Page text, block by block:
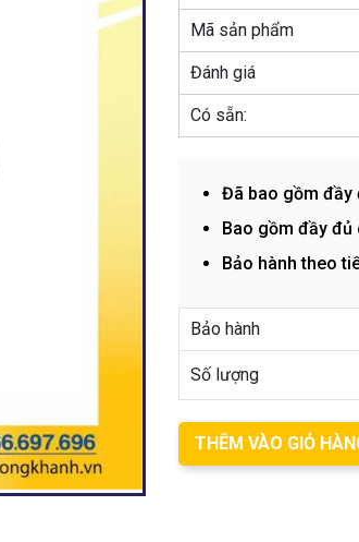
Mã sản phẩm
Đánh giá
Có sẵn:
Đã bao gồm đầy
Bao gồm đầy
Bảo hành theo
Bảo hành
Số lượng
THÊM VÀO GIỎ